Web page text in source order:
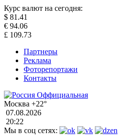
Курс валют на сегодня:
$ 81.41
€ 94.06
£ 109.73
Партнеры
Реклама
Фоторепортажи
Контакты
Москва +22°
07.08.2026
20:22
Мы в соц сетях: